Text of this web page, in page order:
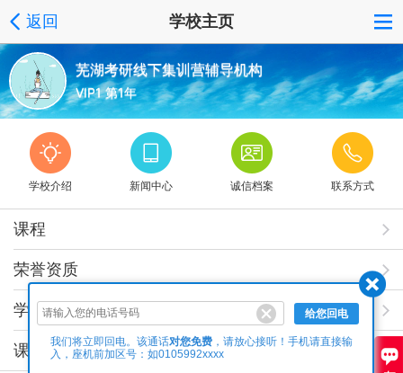
返回 学校主页
芜湖考研线下集训营辅导机构
VIP1 第1年
学校介绍 新闻中心 诚信档案 联系方式
课程
荣誉资质
学校相册
课程视频
给您回电
我们将立即回电。该通话对您免费，请放心接听！手机请直接输
入，座机前加区号：如0105992xxxx